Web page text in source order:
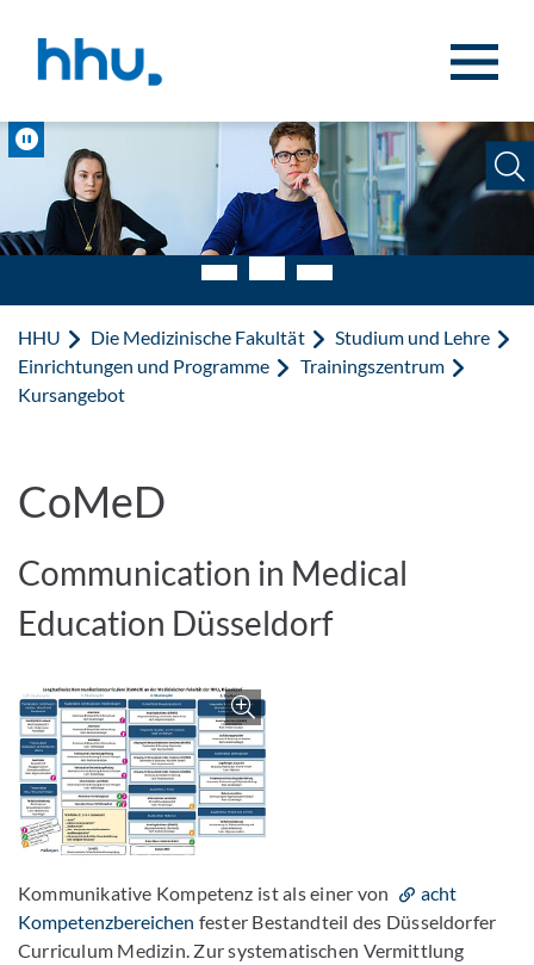
Pause
HHU Die Medizinische Fakultät
Studium und Lehre
Einrichtungen und Programme
Trainingszentrum
Kursangebot
CoMeD
Communication in Medical
Education Düsseldorf
Kommunikative Kompetenz ist als einer von
acht
Kompetenzbereichen fester Bestandteil des Düsseldorfer
Curriculum Medizin. Zur systematischen Vermittlung